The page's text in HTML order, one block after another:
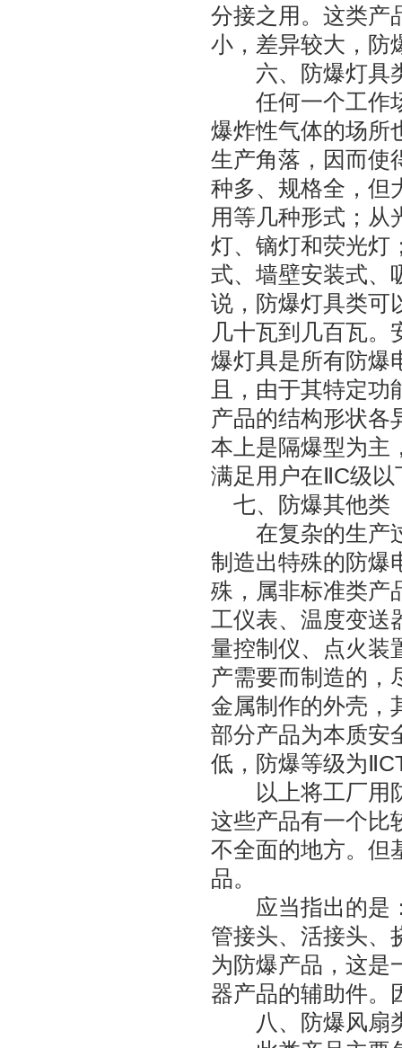
分接之用。这类产
小，差异较大，防
六、防爆灯具
任何一个工作场
爆炸性气体的场所
生产角落，因而使
种多、规格全，但
用等几种形式；从
灯、镝灯和荧光灯
式、墙壁安装式、
说，防爆灯具类可
几十瓦到几百瓦
爆灯具是所有防爆
且，由于其特定
产品的结构形状各
本上是隔爆型为主
满足用户在ⅡC级
七、防爆其他类
在复杂的生产过
制造出特殊的防爆
殊，属非标准类产
工仪表、温度变送
量控制仪、点火装
产需要而制造的，
金属制作的外壳，
部分产品为本质安
低，防爆等级为
以上将工厂用防
这些产品有一个比
不全面的地方。但
品。
应当指出的是：
管接头、活接头、
为防爆产品，这是
器产品的辅助件。
八、防爆风扇